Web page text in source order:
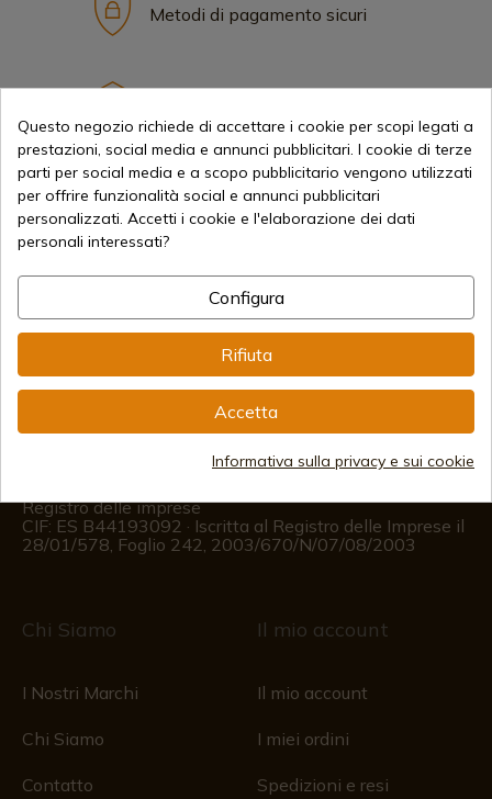
Metodi di pagamento sicuri
Informazione
info@aceros-de-hispania.com
Informazioni per il cliente
Dal lunedì al venerdì dalle 09:00 alle 15:00
Registro delle imprese
CIF: ES B44193092 · Iscritta al Registro delle Imprese il
28/01/578, Foglio 242, 2003/670/N/07/08/2003
Chi Siamo
I Nostri Marchi
Chi Siamo
Contatto
Il mio account
Il mio account
I miei ordini
Spedizioni e resi
Questo negozio richiede di accettare i cookie per scopi legati a
prestazioni, social media e annunci pubblicitari. I cookie di terze
parti per social media e a scopo pubblicitario vengono utilizzati
per offrire funzionalità social e annunci pubblicitari
personalizzati. Accetti i cookie e l'elaborazione dei dati
personali interessati?
Configura
Rifiuta
Accetta
Informativa sulla privacy e sui cookie